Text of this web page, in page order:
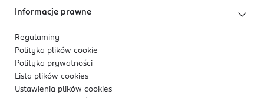
Informacje prawne
Regulaminy
Polityka plików cookie
Polityka prywatności
Lista plików cookies
Ustawienia plików cookies